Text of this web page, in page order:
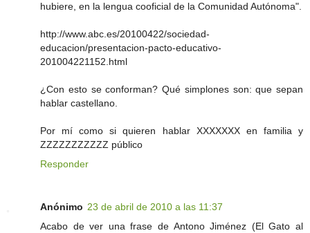
hubiere, en la lengua cooficial de la Comunidad Autónoma".
http://www.abc.es/20100422/sociedad-
educacion/presentacion-pacto-educativo-
201004221152.html
¿Con esto se conforman? Qué simplones son: que sepan
hablar castellano.
Por mí como si quieren hablar XXXXXXX en familia y
ZZZZZZZZZZZ público
Responder
Anónimo 23 de abril de 2010 a las 11:37
Acabo de ver una frase de Antono Jiménez (El Gato al